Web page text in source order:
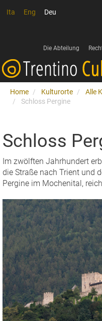
Ita Eng Deu
Die Abteilung
Home
Kulturorte Alle
Schloss Pergine
Schloss
Im zwölften Jahrhundert
die Straße nach Trient und
Pergine im Mochenital,